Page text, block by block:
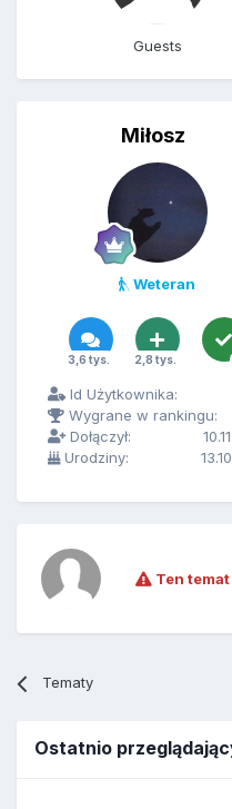
Guests
Miłosz
Weteran
3,6 tys. 2,8 tys.
Id Użytkownika:
Wygrane w rankingu:
Dołączył:
Urodziny:
Ten
Tematy
Ostatnio